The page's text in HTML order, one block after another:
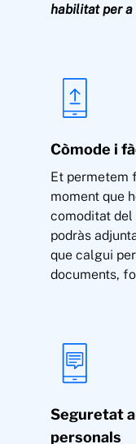
habilitat per
Còmode i
Et permetem
moment que
comoditat del
podràs
que calgui
documents,
Seguretat
personals